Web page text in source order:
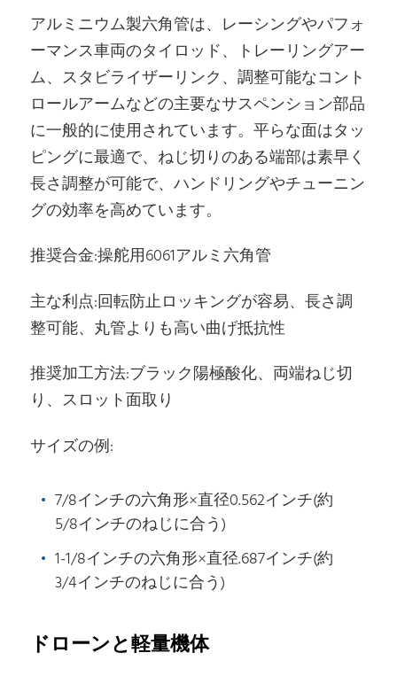
アルミニウム製六角管は、レーシングやパフォ
ーマンス車両のタイロッド、トレーリングアー
ム、スタビライザーリンク、調整可能なコント
ロールアームなどの主要なサスペンション部品
に一般的に使用されています。平らな面はタッ
ピングに最適で、ねじ切りのある端部は素早く
長さ調整が可能で、ハンドリングやチューニン
グの効率を高めています。
推奨合金:操舵用6061アルミ六角管
主な利点:回転防止ロッキングが容易、長さ調
整可能、丸管よりも高い曲げ抵抗性
推奨加工方法:ブラック陽極酸化、両端ねじ切
り、スロット面取り
サイズの例:
7/8インチの六角形×直径0.562インチ(約
5/8インチのねじに合う)
1-1/8インチの六角形×直径.687インチ(約
3/4インチのねじに合う)
ドローンと軽量機体